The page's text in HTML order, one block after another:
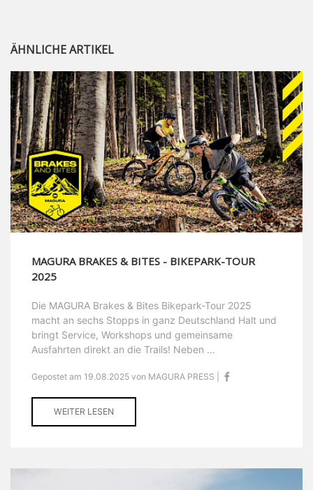
ÄHNLICHE ARTIKEL
MAGURA BRAKES & BITES - BIKEPARK-TOUR
2025
Die MAGURA Brakes & Bites Bikepark-Tour 2025
macht an sechs Stopps in ganz Deutschland Halt und
bringt Service, Workshops und gemeinsame
Ausfahrten direkt an die Trails! Neben ...
Gepostet am 19.08.2025 von MAGURA PRESS |
WEITER LESEN